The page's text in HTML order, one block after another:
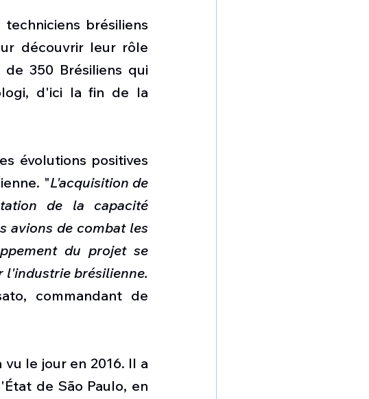
brésiliens
découvrir leur rôle
350 Brésiliens qui
d'ici la fin de la
évolutions positives
"L'acquisition de
de la capacité
avions de combat les
du projet se
l'industrie brésilienne.
commandant de
le jour en 2016. Il a
de São Paulo, en